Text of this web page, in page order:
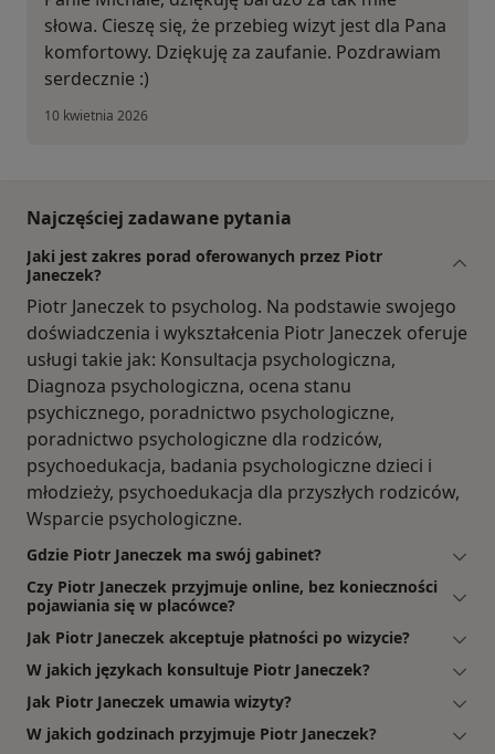
słowa. Cieszę się, że przebieg wizyt jest dla Pana
komfortowy. Dziękuję za zaufanie. Pozdrawiam
serdecznie :)
10 kwietnia 2026
Najczęściej zadawane pytania
Jaki jest zakres porad oferowanych przez Piotr
Janeczek?
Piotr Janeczek to psycholog. Na podstawie swojego
doświadczenia i wykształcenia Piotr Janeczek oferuje
usługi takie jak: Konsultacja psychologiczna,
Diagnoza psychologiczna, ocena stanu
psychicznego, poradnictwo psychologiczne,
poradnictwo psychologiczne dla rodziców,
psychoedukacja, badania psychologiczne dzieci i
młodzieży, psychoedukacja dla przyszłych rodziców,
Wsparcie psychologiczne.
Gdzie Piotr Janeczek ma swój gabinet?
Czy Piotr Janeczek przyjmuje online, bez konieczności
pojawiania się w placówce?
Jak Piotr Janeczek akceptuje płatności po wizycie?
W jakich językach konsultuje Piotr Janeczek?
Jak Piotr Janeczek umawia wizyty?
W jakich godzinach przyjmuje Piotr Janeczek?